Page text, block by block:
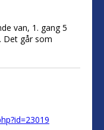
van, 1. gang 5
Det går som